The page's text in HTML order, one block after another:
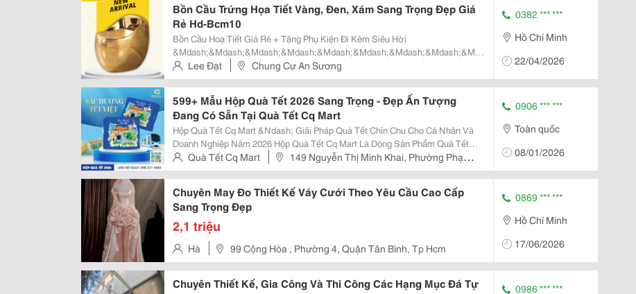
Bồn Cầu Trứng Họa Tiết Vàng, Đen, Xám Sang Trọng Đẹp Giá
Rẻ Hd-Bcm10
Bồn Cầu Hoạ Tiết Giá Rẻ + Tặng Phụ Kiện Đi Kèm Siêu Hời
&Mdash;&Mdash;&Mdash;&Mdash;&Mdash;&Mdash;&Mdash;&Mdash;&Mdash;&Mdash;&Mdash;&Mdash;&Mdash;
Giá Siêu Rẻ ̂: Noithathongdat.com Giá: V&Hellip; Luxury Item Bồn Cầu Họa
Tiết Đen...
Lee Đạt Chung Cư An Sương
0382 *** ***
Hồ Chí Minh
22/04/2026
599+ Mẫu Hộp Quà Tết 2026 Sang Trọng - Đẹp Ấn Tượng
Đang Có Sẵn Tại Quà Tết Cq Mart
Hộp Quà Tết Cq Mart &Ndash; Giải Pháp Quà Tết Chỉn Chu Cho Cá Nhân Và
Doanh Nghiệp Năm 2026 Hộp Quà Tết Cq Mart Là Dòng Sản Phẩm Quà Tết
Được Phát Triển Chuyên Biệt Cho Mùa Tết 2026, Hướng Đến Nhu Cầu Biếu
Tặng Nhân Viên, Đối Tác, Người Thân Và Bạn...
Quà Tết Cq Mart
149 Nguyễn Thị Minh Khai, Phường Phạm
Ngũ Lão, Q1
0906 *** ***
Toàn quốc
08/01/2026
Chuyên May Đo Thiết Kế Váy Cưới Theo Yêu Cầu Cao Cấp
Sang Trọng Đẹp
2,1 triệu
Hà 99 Cộng Hòa , Phường 4, Quận Tân Bình, Tp Hcm
0869 *** ***
Hồ Chí Minh
17/06/2026
Chuyên Thiết Kế, Gia Công Và Thi Công Các Hạng Mục Đá Tự
0986 *** ***